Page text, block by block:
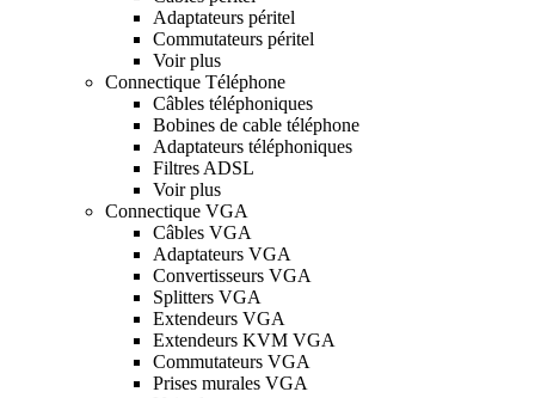
Adaptateurs péritel
Commutateurs péritel
Voir plus
Connectique Téléphone
Câbles téléphoniques
Bobines de cable téléphone
Adaptateurs téléphoniques
Filtres ADSL
Voir plus
Connectique VGA
Câbles VGA
Adaptateurs VGA
Convertisseurs VGA
Splitters VGA
Extendeurs VGA
Extendeurs KVM VGA
Commutateurs VGA
Prises murales VGA